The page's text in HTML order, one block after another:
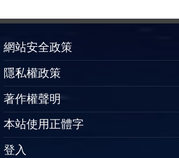
網站安全政策
隱私權政策
著作權聲明
本站使用正體字
登入